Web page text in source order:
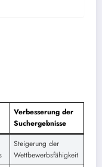
Verbesserung der
Suchergebnisse
Steigerung der
Wettbewerbsfähigkeit